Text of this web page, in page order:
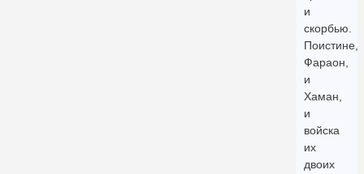
и
скорбью.
Поистине,
Фараон,
и
Хаман,
и
войска
их
двоих